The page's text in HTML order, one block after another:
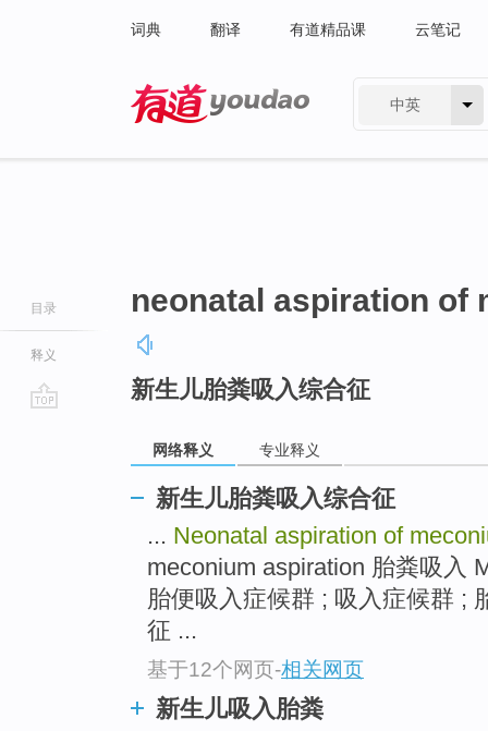
词典 翻译 有道精品课 云笔记
中英
目录
释义
neonatal aspiration of
新生儿胎粪吸入综合征
网络释义 专业释义
新生儿胎粪吸入综合征
... Neonatal aspiration of
meconium aspiration 胎粪吸入
胎便吸入症候群 ; 吸入症候群 ;
征 ...
基于12个网页-相关网页
新生儿吸入胎粪